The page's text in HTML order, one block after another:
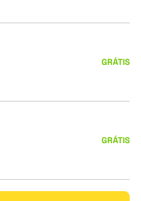
GRÁTIS
GRÁTIS